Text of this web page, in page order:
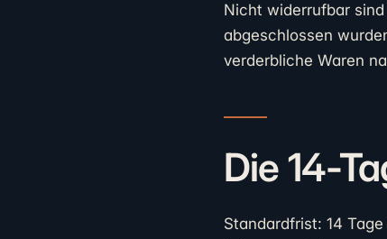
Nicht widerrufbar
abgeschlossen
verderbliche Waren
Die 14-
Standardfrist: 14